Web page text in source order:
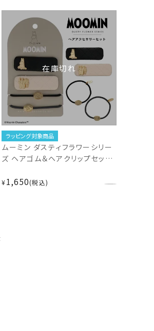
在庫切れ
ラッピング対象商品
ムーミン ダスティフラワーシリー
ズ ヘアゴム＆ヘアクリップセット
¥1,650 税込